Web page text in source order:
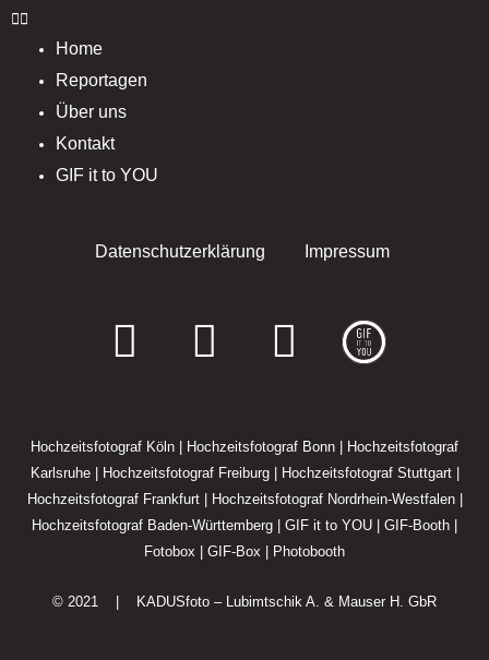
Home
Reportagen
Über uns
Kontakt
GIF it to YOU
Datenschutzerklärung Impressum
F
c
e
b
o
o
I
s
t
a
g
r
E
v
e
l
o
p
Hochzeitsfotograf Köln | Hochzeitsfotograf Bonn | Hochzeitsfotograf
Karlsruhe| Hochzeitsfotograf Freiburg| Hochzeitsfotograf Stuttgart|
Hochzeitsfotograf Frankfurt| Hochzeitsfotograf Nordrhein-Westfalen|
Hochzeitsfotograf Baden-Württemberg | GIF it to YOU | GIF-Booth |
Fotobox | GIF-Box | Photobooth
© 2021 | KADUSfoto – Lubimtschik A. & Mauser H. GbR